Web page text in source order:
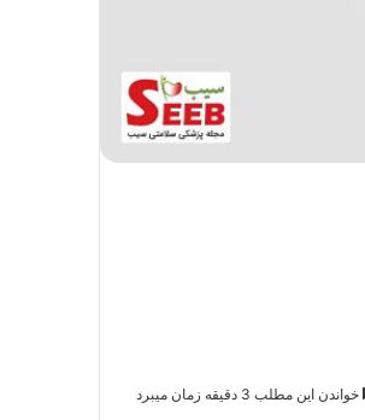
خواندن این مطلب 3 دقیقه زمان میبرد